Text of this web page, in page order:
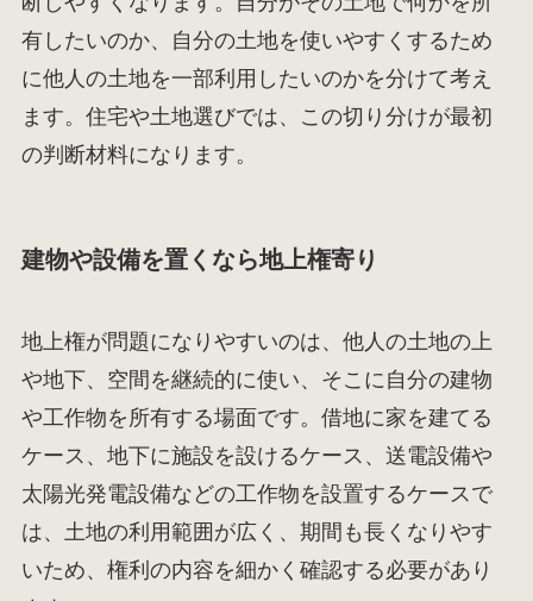
有したいのか、自分の土地を使いやすくするため
に他人の土地を一部利用したいのかを分けて考え
ます。住宅や土地選びでは、この切り分けが最初
の判断材料になります。
建物や設備を置くなら地上権寄り
地上権が問題になりやすいのは、他人の土地の上
や地下、空間を継続的に使い、そこに自分の建物
や工作物を所有する場面です。借地に家を建てる
ケース、地下に施設を設けるケース、送電設備や
太陽光発電設備などの工作物を設置するケースで
は、土地の利用範囲が広く、期間も長くなりやす
いため、権利の内容を細かく確認する必要があり